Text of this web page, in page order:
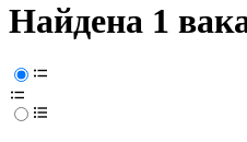
Найдена 1